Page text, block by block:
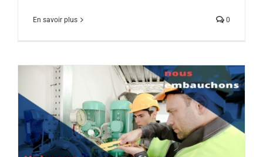
En savoir plus 0